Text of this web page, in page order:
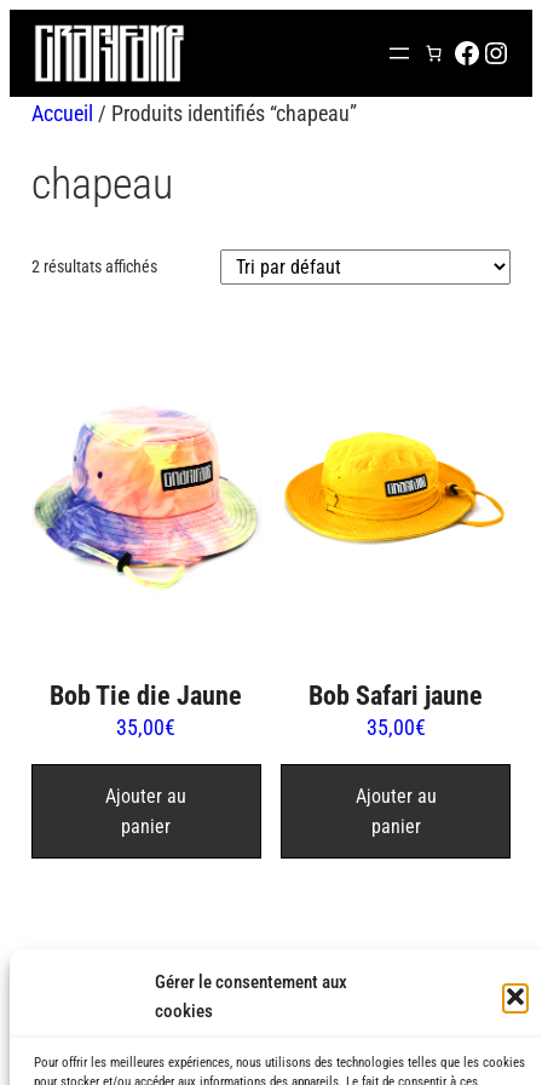
Gérer le consentement aux
cookies
Pour offrir les meilleures expériences, nous utilisons des technologies telles que les cookies
Aller
contenu
Accueil / Produits identifiés “chapeau”
chapeau
2 résultats affichés
Bob Tie die Jaune
35,00€
Ajouter au
panier
Bob Safari jaune
35,00€
Ajouter au
panier